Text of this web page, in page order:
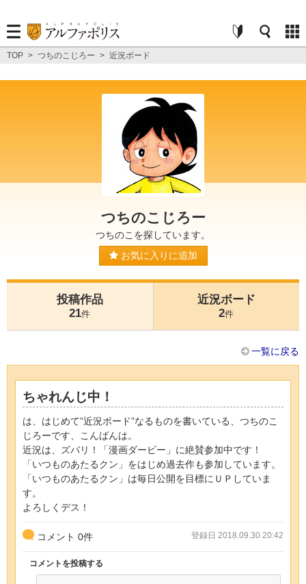
TOP > つちのこじろー > 近況ボード
つちのこじろー
つちのこを探しています。
お気に入りに追加
投稿作品
21件
近況ボード
2件
一覧に戻る
ちゃれんじ中！
は、はじめて”近況ボード”なるものを書いている、つちのこ
じろーです、こんばんは。
近況は、ズバリ！「漫画ダービー」に絶賛参加中です！
「いつものあたるクン」をはじめ過去作も参加しています。
「いつものあたるクン」は毎日公開を目標にＵＰしていま
す。
よろしくデス！
コメント 0件 登録日 2018.09.30 20:42
コメントを投稿する